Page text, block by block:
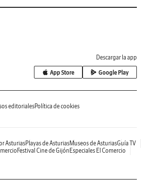
Descargar la app
App Store Google Play
editorialesPolítica de cookies
AsturiasPlayas de AsturiasMuseos de AsturiasGuía TV
Festival Cine de Gijón Especiales El Comercio